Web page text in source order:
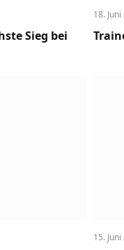
Sieg bei
18.
15.